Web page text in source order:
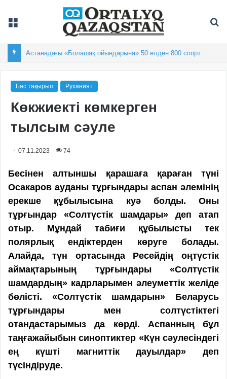
Бас тақырып Руханият
Көкжиекті көмкерген
тылсым сәуле
07.11.2023 74
Бесінен алтыншы қарашаға қараған түні
Осакаров ауданы тұрғындары аспан әлемінің
ерекше құбылысына куә болды. Оны
тұрғындар «Солтүстік шамдары» деп атап
отыр. Мұндай табиғи құбылысты тек
полярлық ендіктерден көруге болады.
Алайда, түн ортасында Ресейдің оңтүстік
аймақтарының тұрғындары «Солтүстік
шамдардың» кадрларымен әлеуметтік желіде
бөлісті. «Солтүстік шамдарын» Беларусь
тұрғындары мен солтүстіктегі
отандастарымыз да көрді. Аспанның бұл
таңғажайыбын синоптиктер «Күн сәулесіндегі
ең күшті магниттік дауылдар» деп
түсіндіруде.